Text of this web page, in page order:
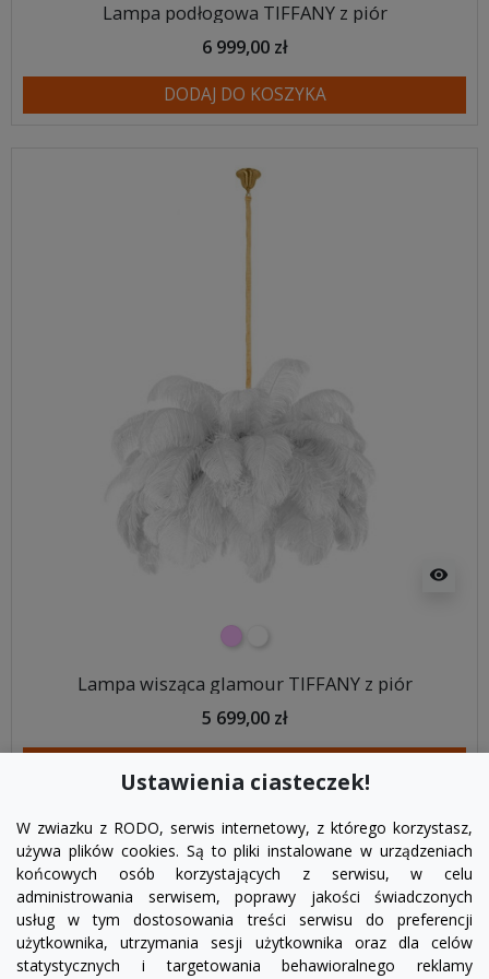
Lampa podłogowa TIFFANY z piór
6 999,00 zł
DODAJ DO KOSZYKA
visibility
różowy
Lampa wisząca glamour TIFFANY z piór
5 699,00 zł
Ustawienia ciasteczek!
W zwiazku z RODO, serwis internetowy, z którego korzystasz,
używa plików cookies. Są to pliki instalowane w urządzeniach
końcowych osób korzystających z serwisu, w celu
administrowania serwisem, poprawy jakości świadczonych
usług w tym dostosowania treści serwisu do preferencji
użytkownika, utrzymania sesji użytkownika oraz dla celów
statystycznych i targetowania behawioralnego reklamy